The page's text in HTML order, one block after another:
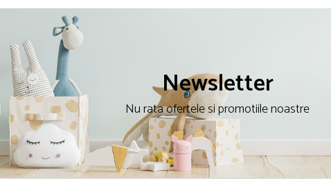
Newsletter
Nu rata ofertele si promotiile noastre